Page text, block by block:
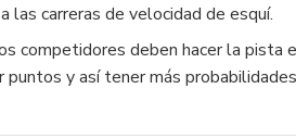
las carreras de velocidad de esquí.
competidores deben hacer la pista
y así tener más